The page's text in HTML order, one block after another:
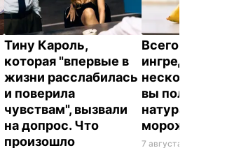
Тину Кароль,
которая "впервые в
жизни расслабилась
и поверила
чувствам", вызвали
на допрос. Что
произошло
Всего три
ингредиента и
несколько
вы получите
натуральное
мороженое
7 августа, 16.17